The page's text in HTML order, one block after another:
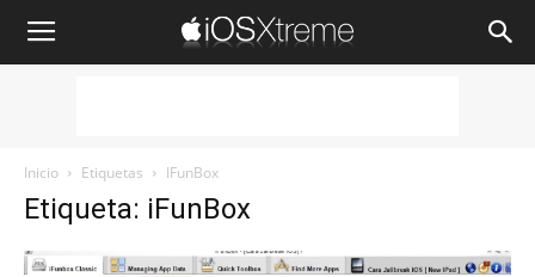
iOSXtreme
Inicio Etiquetas IFunBox
Etiqueta: iFunBox